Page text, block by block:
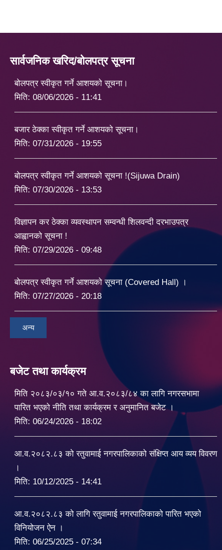
सार्वजनिक खरिद/बोलपत्र सूचना
बोलपत्र स्वीकृत गर्ने आशयको सूचना।
मिति: 08/06/2026 - 11:41
बजार ठेक्का स्वीकृत गर्ने आशयको सूचना।
मिति: 07/31/2026 - 19:55
बोलपत्र स्वीकृत गर्ने आशयको सूचना !(Sijuwa Drain)
मिति: 07/30/2026 - 13:53
विज्ञापन कर ठेक्का व्यवस्थापन सम्वन्धी शिलवन्दी दरभाउपत्र
आह्वानको सूचना !
मिति: 07/29/2026 - 09:48
बोलपत्र स्वीकृत गर्ने आशयको सूचना (Covered Hall) ।
मिति: 07/27/2026 - 20:18
अन्य
बजेट तथा कार्यक्रम
मिति २०८३/०३/१० गते आ.व.२०८३/८४ का लागि नगरसभामा
पारित भएको नीति तथा कार्यक्रम र अनुमानित बजेट ।
मिति: 06/24/2026 - 18:02
आ.व.२०८२.८३ को रतुवामाई नगरपालिकाको संक्षिप्त आय व्यय विवरण
।
मिति: 10/12/2025 - 14:41
आ.व.२०८२.८३ को लागि रतुवामाई नगरपालिकाको पारित भएको
विनियोजन ऐन ।
मिति: 06/25/2025 - 07:34